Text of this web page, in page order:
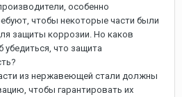
особенно
чтобы некоторые части были
защиты коррозии. Но каков
убедиться, что защита
из нержавеющей стали должны
чтобы гарантировать их